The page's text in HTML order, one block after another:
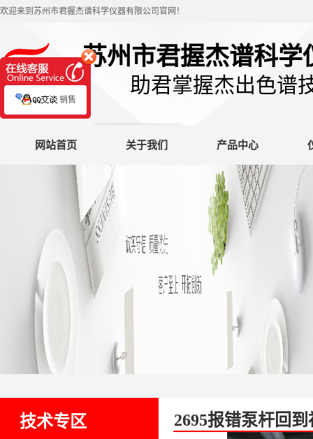
销售
欢迎来到苏州市君握杰谱科学仪器有限公司官网！
苏州市君握杰谱科学
助君掌握杰出色谱
网站首页 关于我们 产品中心
技术专区 2695报错泵杆回